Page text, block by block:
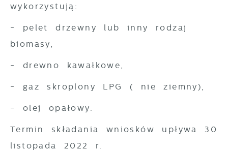
wykorzystują:
- pelet drzewny lub inny rodzaj
biomasy,
- drewno kawałkowe,
- gaz skroplony LPG ( nie ziemny),
- olej opałowy.
Termin składania wniosków upływa 30
listopada 2022 r.
partnerami oraz innych dostawców usług.
postaci wiadomości, ofert, komunikatów
mediów społecznościowych.